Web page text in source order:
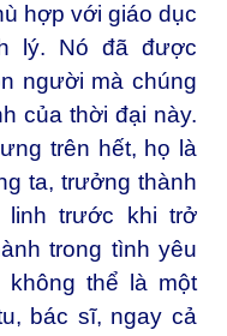
hợp với giáo dục
lý. Nó đã được
người mà chúng
của thời đại này.
trên hết, họ là
ta, trưởng thành
trước khi trở
trong tình yêu
thể là một
bác sĩ, ngay cả